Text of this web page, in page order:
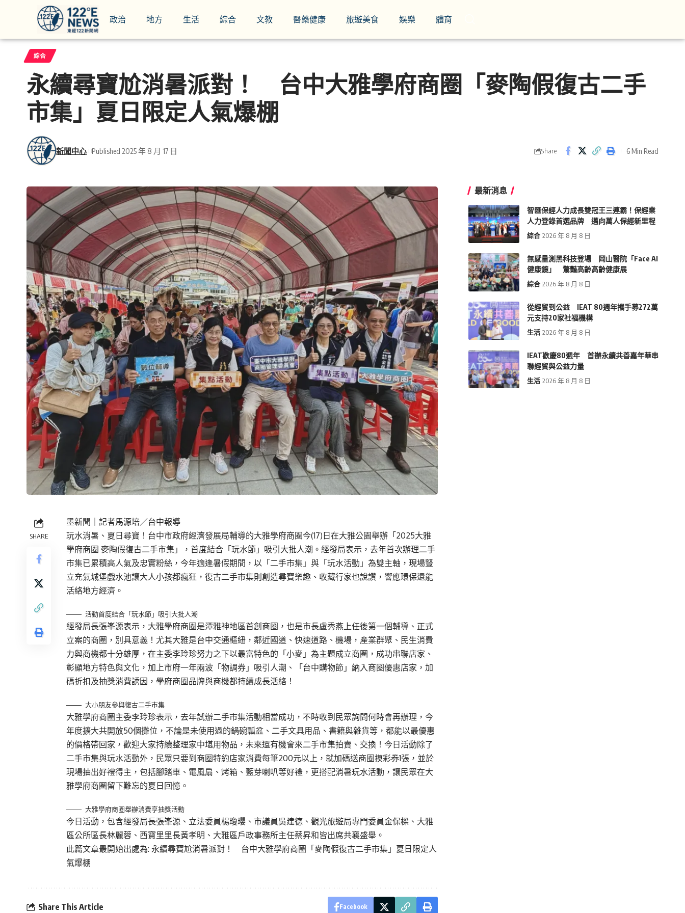
政治 地方 生活 綜合 文教 醫藥健康 旅遊美食 娛樂 體育
綜合
永續尋寶尬消暑派對！ 台中大雅學府商圈「麥陶假復古二手
市集」夏日限定人氣爆棚
新聞中心 Published 2025 年 8 月 17 日 Share 6 Min Read
SHARE
墨新聞 ｜記者馬源培／台中報導
玩水消暑、夏日尋寶！台中市政府經濟發展局輔導的大雅學府商圈今(17)日在大雅公園舉辦「2025大雅
學府商圈 麥陶假復古二手市集」，首度結合「玩水節」吸引大批人潮。經發局表示，去年首次辦理二手
市集已累積高人氣及忠實粉絲，今年適逢暑假期間，以「二手市集」與「玩水活動」為雙主軸，現場豎
立充氣城堡戲水池讓大人小孩都瘋狂，復古二手市集則創造尋寶樂趣、收藏行家也說讚，響應環保還能
活絡地方經濟。
活動首度結合「玩水節」吸引大批人潮
經發局長張峯源表示，大雅學府商圈是潭雅神地區首創商圈，也是市長盧秀燕上任後第一個輔導、正式
立案的商圈，別具意義！尤其大雅是台中交通樞紐，鄰近國道、快速道路、機場，產業群聚、民生消費
力與商機都十分雄厚，在主委李玲珍努力之下以最富特色的「小麥」為主題成立商圈，成功串聯店家、
彰顯地方特色與文化，加上市府一年兩波「物調券」吸引人潮、「台中購物節」納入商圈優惠店家，加
碼折扣及抽獎消費誘因，學府商圈品牌與商機都持續成長活絡！
大小朋友參與復古二手市集
大雅學府商圈主委李玲珍表示，去年試辦二手市集活動相當成功，不時收到民眾詢問何時會再辦理，今
年度擴大共開放50個攤位，不論是未使用過的鍋碗瓢盆、二手文具用品、書籍與雜貨等，都能以最優惠
的價格帶回家，歡迎大家持續整理家中堪用物品，未來還有機會來二手市集拍賣、交換！今日活動除了
二手市集與玩水活動外，民眾只要到商圈特約店家消費每筆200元以上，就加碼送商圈摸彩券1張，並於
現場抽出好禮得主，包括腳踏車、電風扇、烤箱、藍芽喇叭等好禮，更搭配消暑玩水活動，讓民眾在大
雅學府商圈留下難忘的夏日回憶。
大雅學府商圈舉辦消費享抽獎活動
今日活動，包含經發局長張峯源、立法委員楊瓊瓔、市議員吳建德、觀光旅遊局專門委員金保樑、大雅
區公所區長林麗蓉、西寶里里長黃孝明、大雅區戶政事務所主任蔡昇和皆出席共襄盛舉。
此篇文章最開始出處為: 永續尋寶尬消暑派對！ 台中大雅學府商圈「麥陶假復古二手市集」夏日限定人
氣爆棚
Share This Article Facebook
最新消息
智匯保經人力成長雙冠王三連霸！保經業
人力登錄首選品牌 邁向萬人保經新里程
綜合 2026 年 8 月 8 日
無感量測黑科技登場 岡山醫院「Face AI
健康鏡」 驚豔高齡高齡健康展
綜合 2026 年 8 月 8 日
從經貿到公益 IEAT 80週年攜手募272萬
元支持20家社福機構
生活 2026 年 8 月 8 日
IEAT歡慶80週年 首辦永續共善嘉年華串
聯經貿與公益力量
生活 2026 年 8 月 8 日